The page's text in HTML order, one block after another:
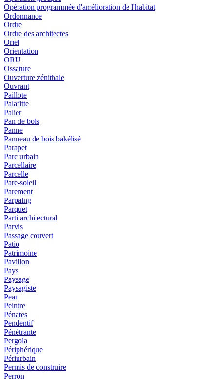
Opération programmée d'amélioration de l'habitat
Ordonnance
Ordre
Ordre des architectes
Oriel
Orientation
ORU
Ossature
Ouverture zénithale
Ouvrant
Paillote
Palafitte
Palier
Pan de bois
Panne
Panneau de bois bakélisé
Parapet
Parc urbain
Parcellaire
Parcelle
Pare-soleil
Parement
Parpaing
Parquet
Parti architectural
Parvis
Passage couvert
Patio
Patrimoine
Pavillon
Pays
Paysage
Paysagiste
Peau
Peintre
Pénates
Pendentif
Pénétrante
Pergola
Périphérique
Périurbain
Permis de construire
Perron